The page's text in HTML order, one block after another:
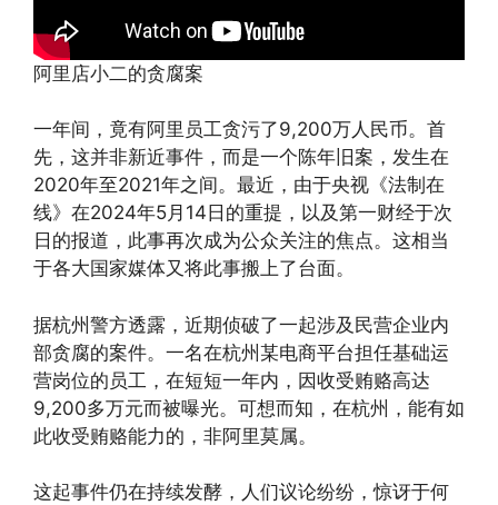
阿里店小二的贪腐案
一年间，竟有阿里员工贪污了9,200万人民币。首
先，这并非新近事件，而是一个陈年旧案，发生在
2020年至2021年之间。最近，由于央视《法制在
线》在2024年5月14日的重提，以及第一财经于次
日的报道，此事再次成为公众关注的焦点。这相当
于各大国家媒体又将此事搬上了台面。
据杭州警方透露，近期侦破了一起涉及民营企业内
部贪腐的案件。一名在杭州某电商平台担任基础运
营岗位的员工，在短短一年内，因收受贿赂高达
9,200多万元而被曝光。可想而知，在杭州，能有如
此收受贿赂能力的，非阿里莫属。
这起事件仍在持续发酵，人们议论纷纷，惊讶于何